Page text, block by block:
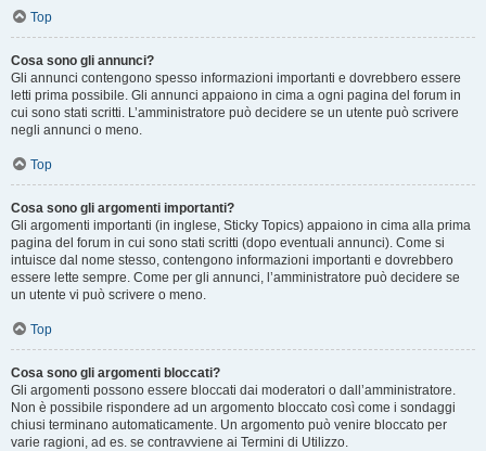
Top
Cosa sono gli annunci?
Gli annunci contengono spesso informazioni importanti e dovrebbero essere
letti prima possibile. Gli annunci appaiono in cima a ogni pagina del forum in
cui sono stati scritti. L’amministratore può decidere se un utente può scrivere
negli annunci o meno.
Top
Cosa sono gli argomenti importanti?
Gli argomenti importanti (in inglese, Sticky Topics) appaiono in cima alla prima
pagina del forum in cui sono stati scritti (dopo eventuali annunci). Come si
intuisce dal nome stesso, contengono informazioni importanti e dovrebbero
essere lette sempre. Come per gli annunci, l’amministratore può decidere se
un utente vi può scrivere o meno.
Top
Cosa sono gli argomenti bloccati?
Gli argomenti possono essere bloccati dai moderatori o dall’amministratore.
Non è possibile rispondere ad un argomento bloccato così come i sondaggi
chiusi terminano automaticamente. Un argomento può venire bloccato per
varie ragioni, ad es. se contravviene ai Termini di Utilizzo.